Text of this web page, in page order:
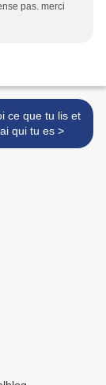
pas. merci
ce que tu lis et
je te dirai qui tu es >